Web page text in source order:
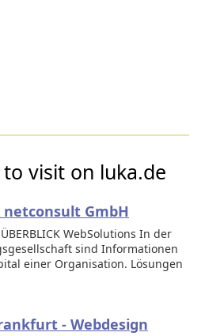
visit on luka.de
GmbH
ÜBERBLICK WebSolutions In der
sind Informationen
einer Organisation. Lösungen
- Webdesign